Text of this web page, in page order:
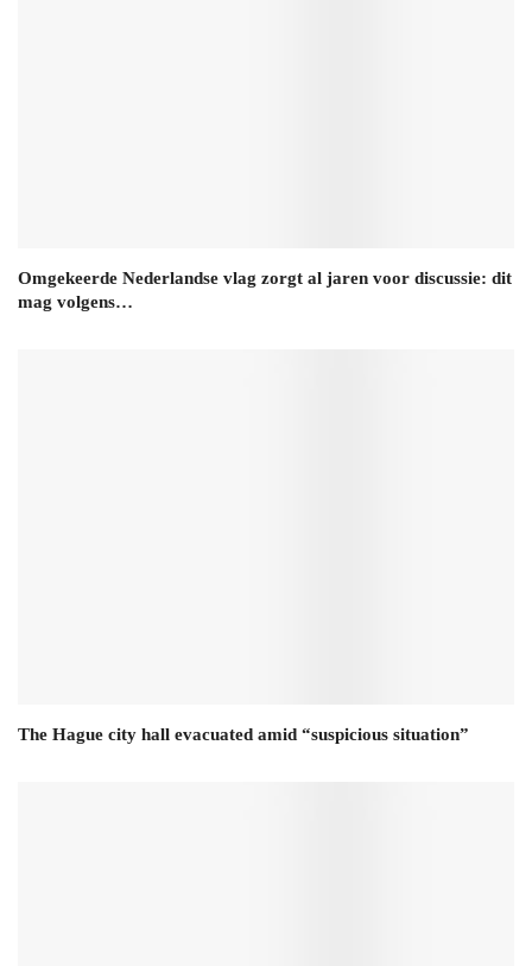
Omgekeerde Nederlandse vlag zorgt al jaren voor discussie: dit
mag volgens…
The Hague city hall evacuated amid “suspicious situation”